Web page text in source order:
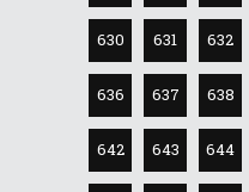
630 631 632
636 637 638
642 643 644